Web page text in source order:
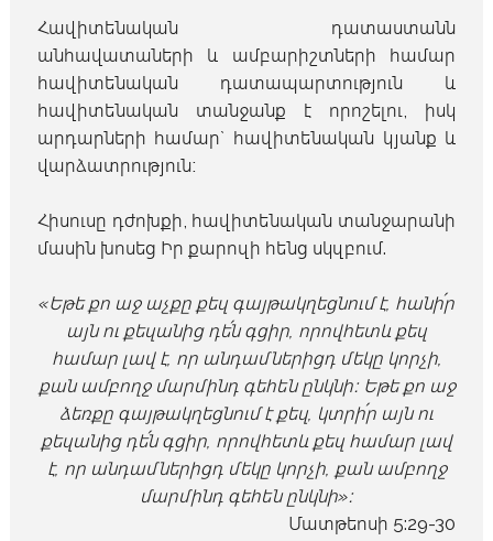
Հավիտենական դատաստանն
անհավատաների և ամբարիշտների համար
հավիտենական դատապարտություն և
հավիտենական տանջանք է որոշելու, իսկ
արդարների համար` հավիտենական կյանք և
վարձատրություն։
Հիսուսը դժոխքի, հավիտենական տանջարանի
մասին խոսեց Իր քարոզի հենց սկզբում.
«Եթե քո աջ աչքը քեզ գայթակղեցնում է, հանի՛ր
այն ու քեզանից դե՛ն գցիր, որովհետև քեզ
համար լավ է, որ անդամներիցդ մեկը կորչի,
քան ամբողջ մարմինդ գեհեն ընկնի։ Եթե քո աջ
ձեռքը գայթակղեցնում է քեզ, կտրի՛ր այն ու
քեզանից դե՛ն գցիր, որովհետև քեզ համար լավ
է, որ անդամներիցդ մեկը կորչի, քան ամբողջ
մարմինդ գեհեն ընկնի»։
Մատթեոսի 5:29-30